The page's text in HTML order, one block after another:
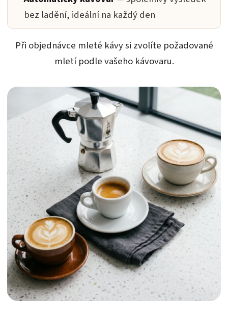
bez ladění, ideální na každý den
Při objednávce mleté kávy si zvolíte požadované
mletí podle vašeho kávovaru.